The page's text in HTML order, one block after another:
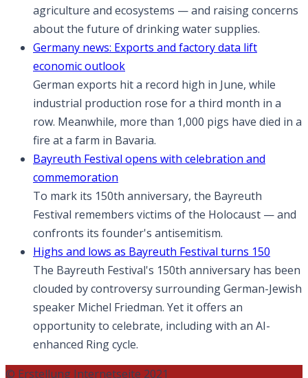
agriculture and ecosystems — and raising concerns
about the future of drinking water supplies.
Germany news: Exports and factory data lift
economic outlook
German exports hit a record high in June, while
industrial production rose for a third month in a
row. Meanwhile, more than 1,000 pigs have died in a
fire at a farm in Bavaria.
Bayreuth Festival opens with celebration and
commemoration
To mark its 150th anniversary, the Bayreuth
Festival remembers victims of the Holocaust — and
confronts its founder's antisemitism.
Highs and lows as Bayreuth Festival turns 150
The Bayreuth Festival's 150th anniversary has been
clouded by controversy surrounding German-Jewish
speaker Michel Friedman. Yet it offers an
opportunity to celebrate, including with an AI-
enhanced Ring cycle.
© Erstellung Internetseite 2021